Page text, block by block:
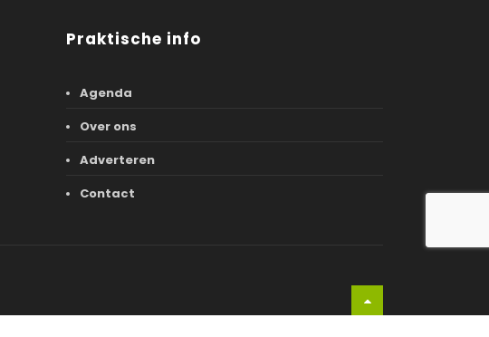
Praktische info
Agenda
Over ons
Adverteren
Contact